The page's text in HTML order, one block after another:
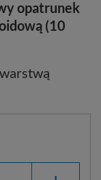
opatrunek
(10